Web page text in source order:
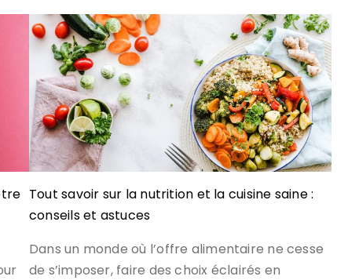
Tout savoir sur la nutrition et la cuisine saine :
conseils et astuces
Dans un monde où l’offre alimentaire ne cesse
de s’imposer, faire des choix éclairés en